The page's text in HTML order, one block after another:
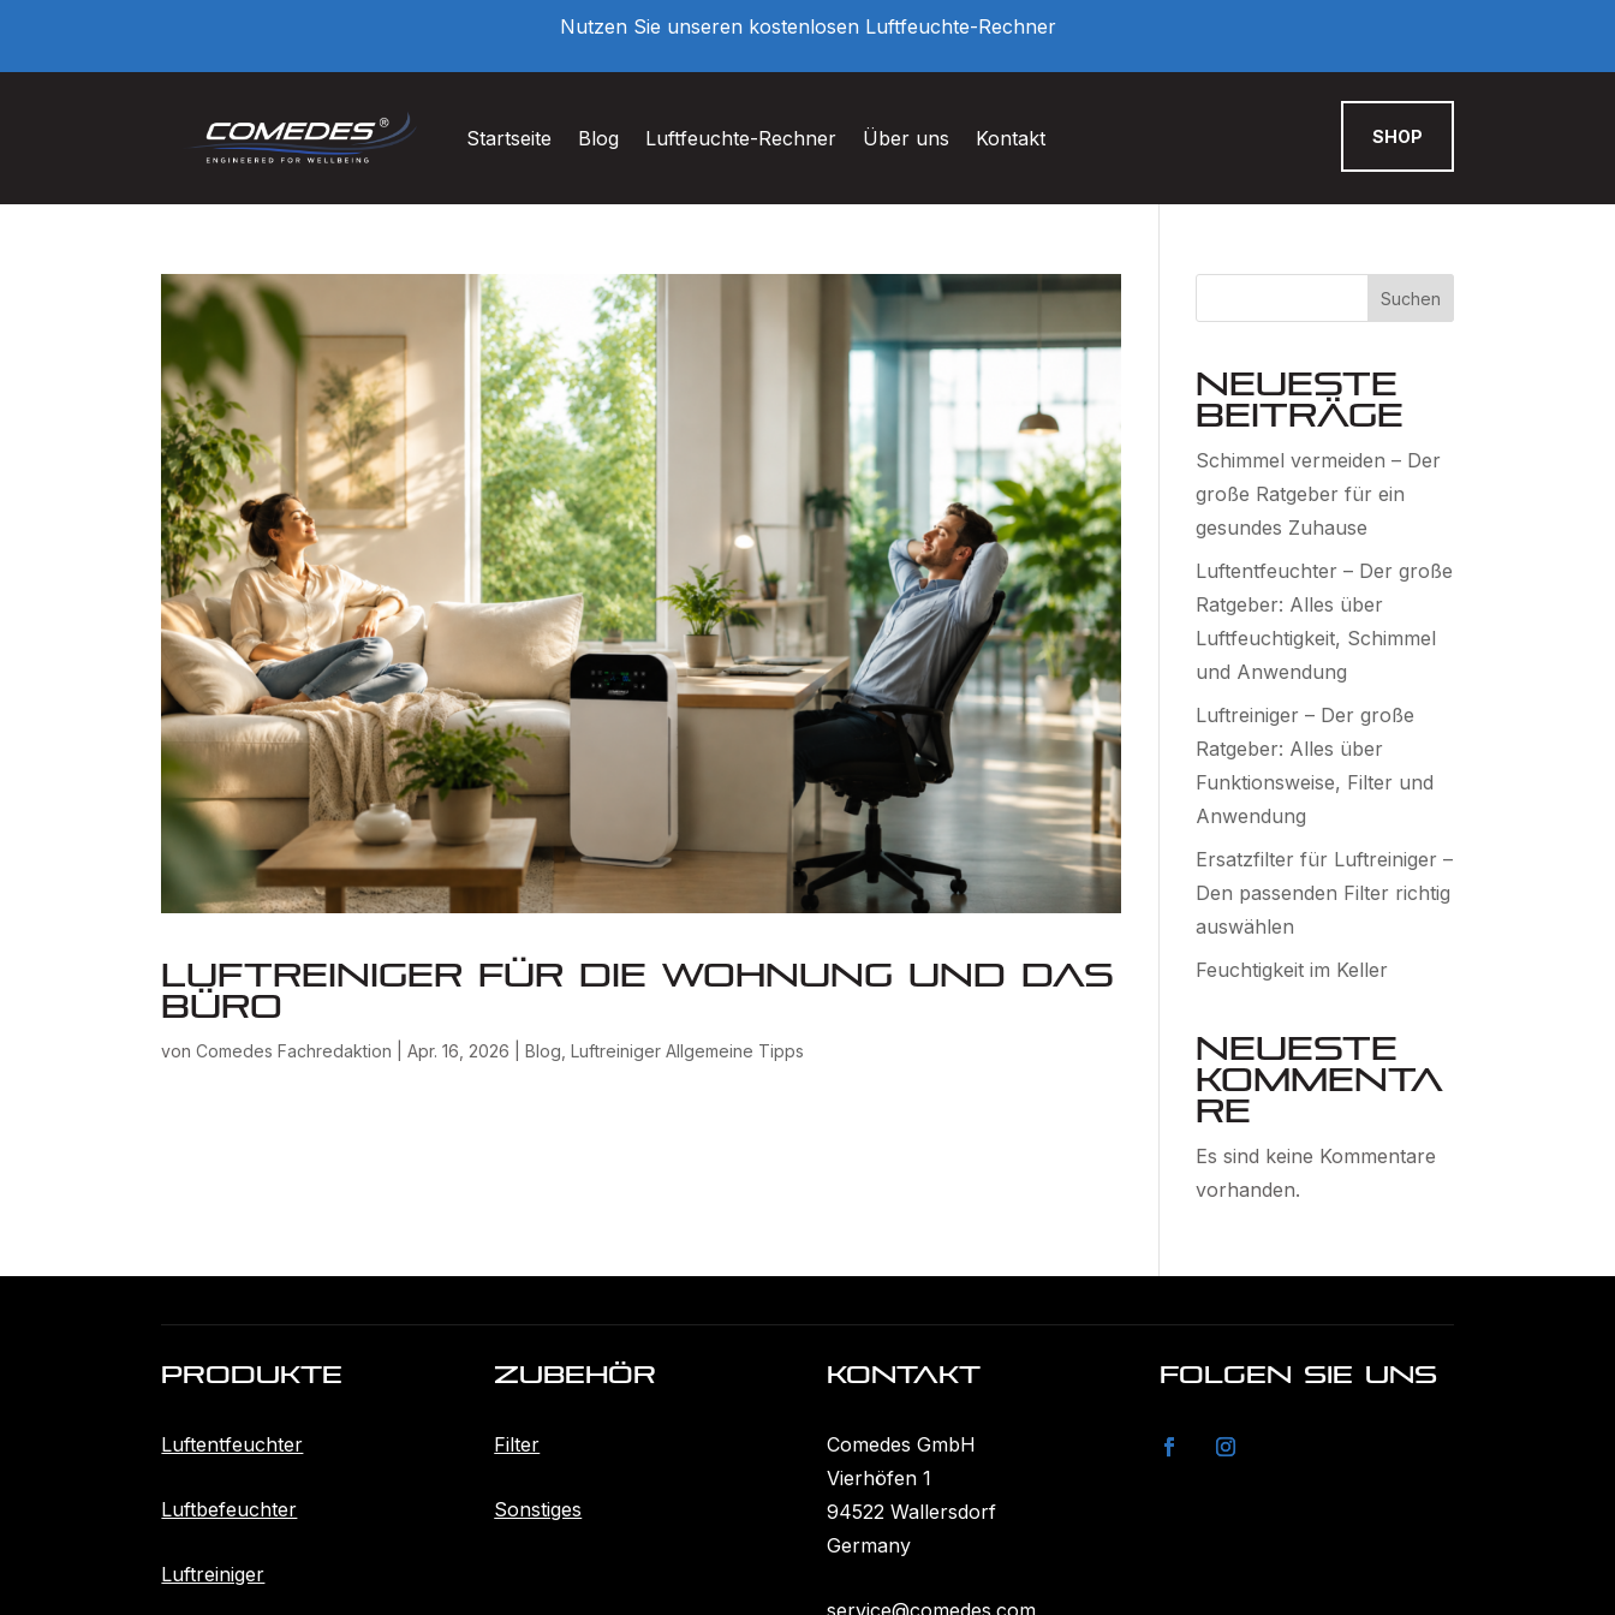
Nutzen Sie unseren kostenlosen Luftfeuchte-Rechner
Startseite Blog Luftfeuchte-Rechner Über uns Kontakt SHOP
Luftreiniger für die Wohnung und das
Büro
vonComedes Fachredaktion |Apr. 16, 2026 |Blog ,Luftreiniger Allgemeine Tipps
Suchen
Neueste
Beiträge
Schimmel vermeiden – Der
große Ratgeber für ein
gesundes Zuhause
Luftentfeuchter – Der große
Ratgeber: Alles über
Luftfeuchtigkeit, Schimmel
und Anwendung
Luftreiniger – Der große
Ratgeber: Alles über
Funktionsweise, Filter und
Anwendung
Ersatzfilter für Luftreiniger –
Den passenden Filter richtig
auswählen
Feuchtigkeit im Keller
Neueste
Kommenta
re
Es sind keine Kommentare
vorhanden.
Produkte
Luftentfeuchter
Luftbefeuchter
Luftreiniger
ZubehöR
Filter
Sonstiges
KONTAKT
Comedes GmbH
Vierhöfen 1
94522 Wallersdorf
Germany
FOLGEN SIE UNS